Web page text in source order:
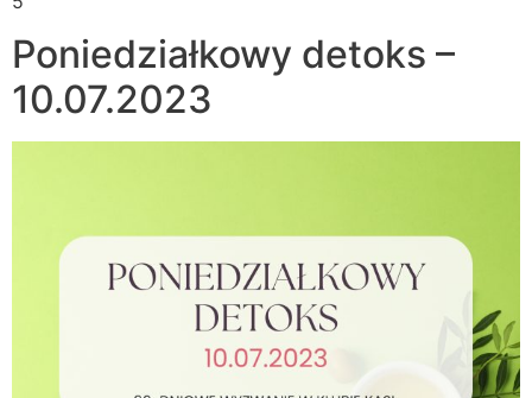
Poniedziałkowy detoks –
10.07.2023